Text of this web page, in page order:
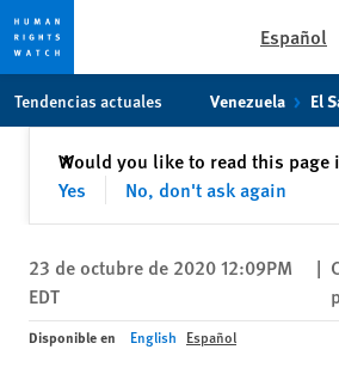
content
Español
Tendencias actuales Venezuela El
Would you like to read this page
Yes
No, don't ask again
✕Cerrar
23 de octubre de 2020 12:09PM
EDT
|
Disponible en English Español